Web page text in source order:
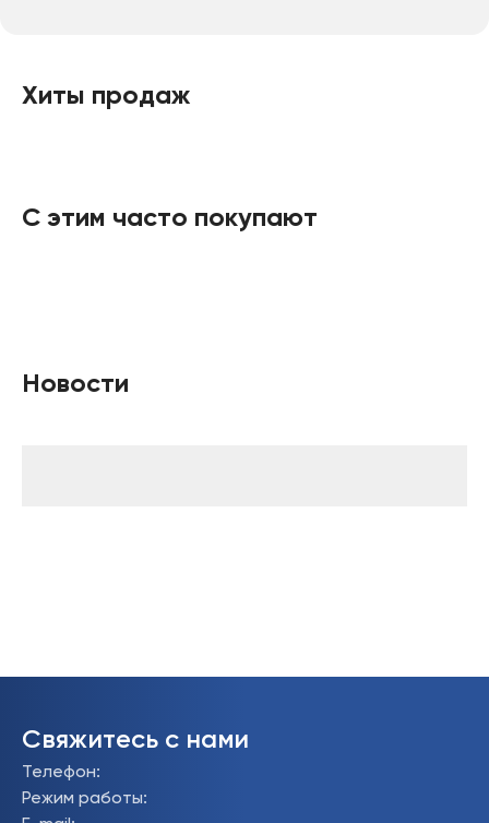
Хиты продаж
С этим часто покупают
Новости
Свяжитесь с нами
Телефон:
Режим работы: